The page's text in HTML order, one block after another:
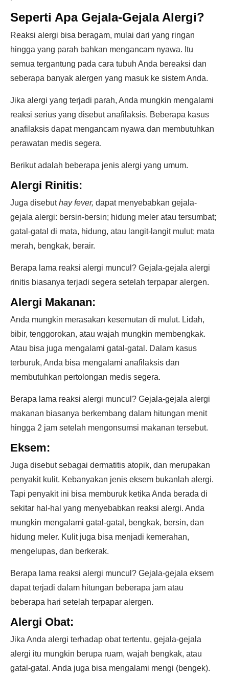
Seperti Apa Gejala-Gejala Alergi?
Reaksi alergi bisa beragam, mulai dari yang ringan
hingga yang parah bahkan mengancam nyawa. Itu
semua tergantung pada cara tubuh Anda bereaksi dan
seberapa banyak alergen yang masuk ke sistem Anda.
Jika alergi yang terjadi parah, Anda mungkin mengalami
reaksi serius yang disebut anafilaksis. Beberapa kasus
anafilaksis dapat mengancam nyawa dan membutuhkan
perawatan medis segera.
Berikut adalah beberapa jenis alergi yang umum.
Alergi Rinitis:
Juga disebuthay fever, dapat menyebabkan gejala-
gejala alergi: bersin-bersin; hidung meler atau tersumbat;
gatal-gatal di mata, hidung, atau langit-langit mulut; mata
merah, bengkak, berair.
Berapa lama reaksi alergi muncul? Gejala-gejala alergi
rinitis biasanya terjadi segera setelah terpapar alergen.
Alergi Makanan:
Anda mungkin merasakan kesemutan di mulut. Lidah,
bibir, tenggorokan, atau wajah mungkin membengkak.
Atau bisa juga mengalami gatal-gatal. Dalam kasus
terburuk, Anda bisa mengalami anafilaksis dan
membutuhkan pertolongan medis segera.
Berapa lama reaksi alergi muncul? Gejala-gejala alergi
makanan biasanya berkembang dalam hitungan menit
hingga 2 jam setelah mengonsumsi makanan tersebut.
Eksem:
Juga disebut sebagai dermatitis atopik, dan merupakan
penyakit kulit. Kebanyakan jenis eksem bukanlah alergi.
Tapi penyakit ini bisa memburuk ketika Anda berada di
sekitar hal-hal yang menyebabkan reaksi alergi. Anda
mungkin mengalami gatal-gatal, bengkak, bersin, dan
hidung meler. Kulit juga bisa menjadi kemerahan,
mengelupas, dan berkerak.
Berapa lama reaksi alergi muncul? Gejala-gejala eksem
dapat terjadi dalam hitungan beberapa jam atau
beberapa hari setelah terpapar alergen.
Alergi Obat:
Jika Anda alergi terhadap obat tertentu, gejala-gejala
alergi itu mungkin berupa ruam, wajah bengkak, atau
gatal-gatal. Anda juga bisa mengalami mengi (bengek).